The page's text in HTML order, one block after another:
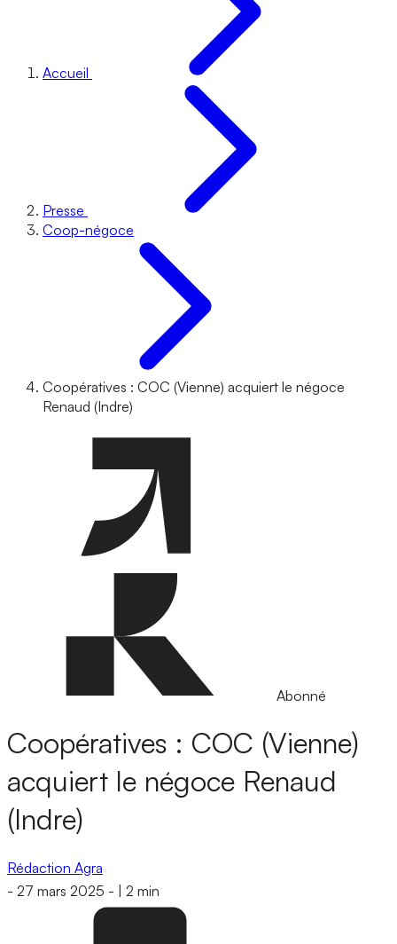
Accueil
Presse
Coop-négoce
Coopératives : COC (Vienne) acquiert le négoce
Renaud (Indre)
Abonné
Coopératives : COC (Vienne)
acquiert le négoce Renaud
(Indre)
Rédaction Agra
- 27 mars 2025 - 2 min